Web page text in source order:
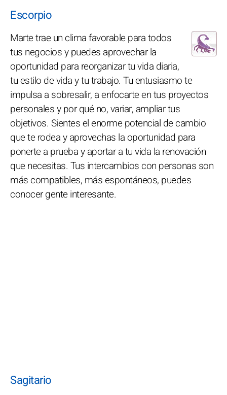
Escorpio
Marte trae un clima favorable para todos
tus negocios y puedes aprovechar la
oportunidad para reorganizar tu vida diaria,
tu estilo de vida y tu trabajo. Tu entusiasmo te
impulsa a sobresalir, a enfocarte en tus proyectos
personales y por qué no, variar, ampliar tus
objetivos. Sientes el enorme potencial de cambio
que te rodea y aprovechas la oportunidad para
ponerte a prueba y aportar a tu vida la renovación
que necesitas. Tus intercambios con personas son
más compatibles, más espontáneos, puedes
conocer gente interesante.
Sagitario